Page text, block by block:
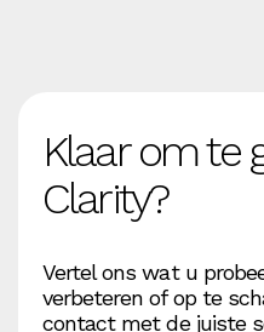
Klaar om te
Clarity?
Vertel ons wat u
verbeteren of op te
contact met de juiste